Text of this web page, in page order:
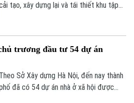
tạo, xây dựng lại và tái thiết khu tập
đầu cho quá trình chỉnh trang các
trương đầu tư 54 dự án
Theo Sở Xây dựng Hà Nội, đến nay thành
đã có 54 dự án nhà ở xã hội được